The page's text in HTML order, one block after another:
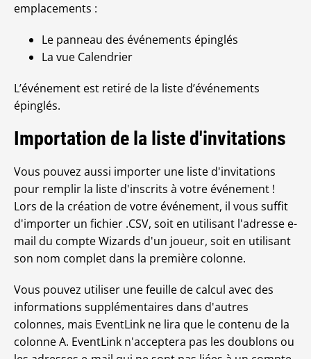
emplacements :
Le panneau des événements épinglés
La vue Calendrier
L’événement est retiré de la liste d’événements
épinglés.
Importation de la liste d'invitations
Vous pouvez aussi importer une liste d'invitations
pour remplir la liste d'inscrits à votre événement !
Lors de la création de votre événement, il vous suffit
d'importer un fichier .CSV, soit en utilisant l'adresse e-
mail du compte Wizards d'un joueur, soit en utilisant
son nom complet dans la première colonne.
Vous pouvez utiliser une feuille de calcul avec des
informations supplémentaires dans d'autres
colonnes, mais EventLink ne lira que le contenu de la
colonne A. EventLink n'acceptera pas les doublons ou